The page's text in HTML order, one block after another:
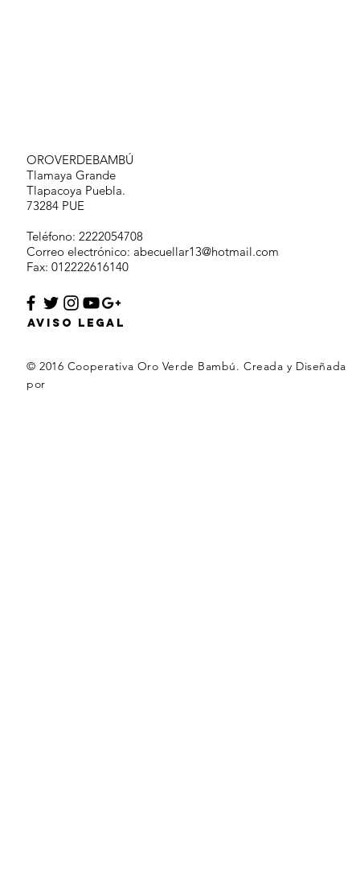
OROVERDEBAMBÚ
Tlamaya Grande
Tlapacoya Puebla.
73284 PUE
Teléfono: 2222054708
Correo electrónico: abecuellar13@hotmail.com
Fax: 012222616140
AVISO LEGAL
© 2016 Cooperativa Oro Verde Bambú. Creada y Diseñada
por